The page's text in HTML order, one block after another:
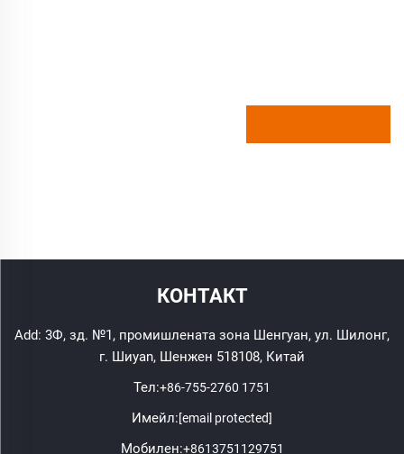
КОНТАКТ
Add: 3Ф, зд. №1, промишлената зона Шенгуан, ул. Шилонг,
г. Шиyan, Шенжен 518108, Китай
Тел:+86-755-2760 1751
Имейл:[email protected]
Мобилен:+8613751129751